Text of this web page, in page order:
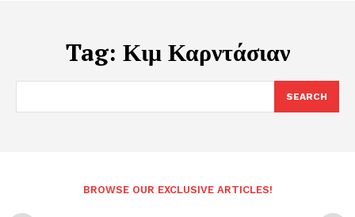
Tag: Κιμ Καρντάσιαν
SEARCH
BROWSE OUR EXCLUSIVE ARTICLES!